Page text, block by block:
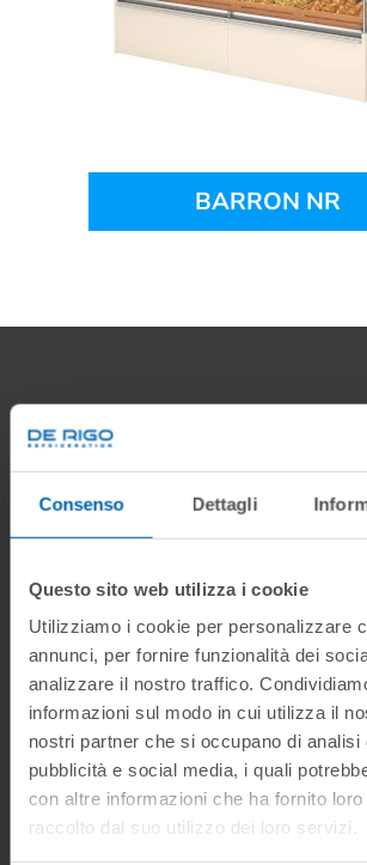
Consenso Dettagli
Utilizziamo i cookie per personalizzare
annunci, per fornire funzionalità dei
analizzare il nostro traffico.
informazioni sul modo in cui utilizza il
nostri partner che si occupano di analisi
pubblicità e social media, i quali
con altre informazioni che ha fornito
raccolto dal suo utilizzo dei loro servizi.
Selezione
BARRON NR
Download
DOCUMENTE
Product Range
Product Daten
Technische Daten
Anleitungen